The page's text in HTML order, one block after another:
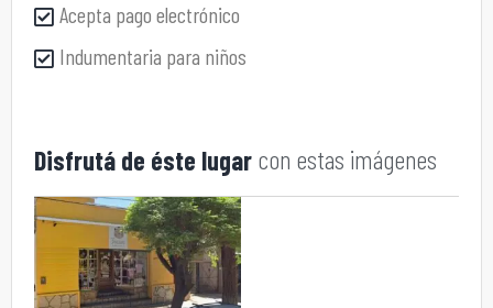
Acepta pago electrónico
Indumentaria para niños
Disfrutá de éste lugar con estas imágenes